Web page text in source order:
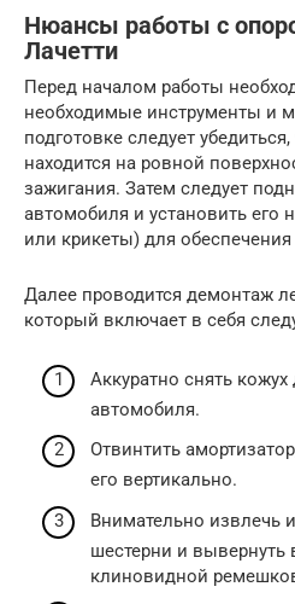
Нюансы работы с
Лачетти
Перед началом работы
необходимые инструменты и
подготовке следует
находится на ровной
зажигания. Затем следует
автомобиля и установить его
или крикеты) для
Далее проводится демонтаж
который включает в себя
Аккуратно снять кожух
автомобиля.
Отвинтить
его вертикально.
Внимательно извлечь
шестерни и вывернуть
клиновидной